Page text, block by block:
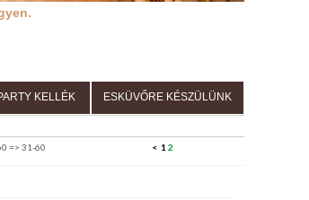
KELLÉK ESKÜVŐRE KÉSZÜLÜNK
< 1 2
=> 31-60